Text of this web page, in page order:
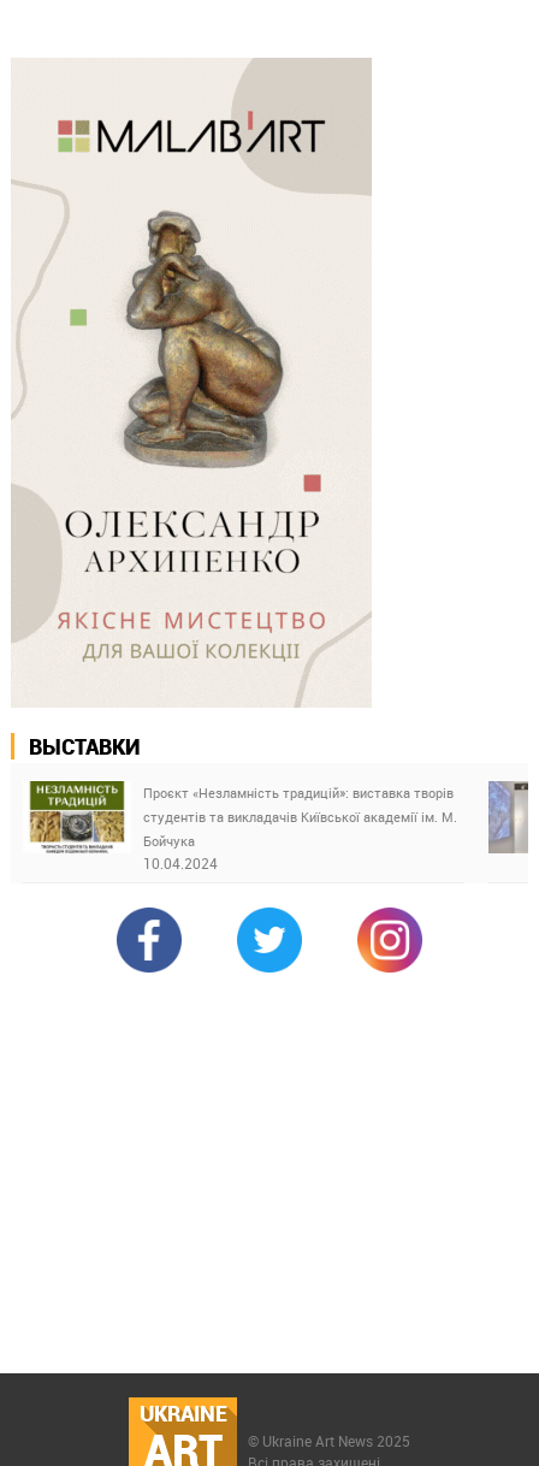
ВЫСТАВКИ
Проєкт «Незламність традицій»: виставка творів
студентів та викладачів Київської академії ім. М.
Бойчука
10.04.2024
UKRAINE
ART
© Ukraine Art News 2025